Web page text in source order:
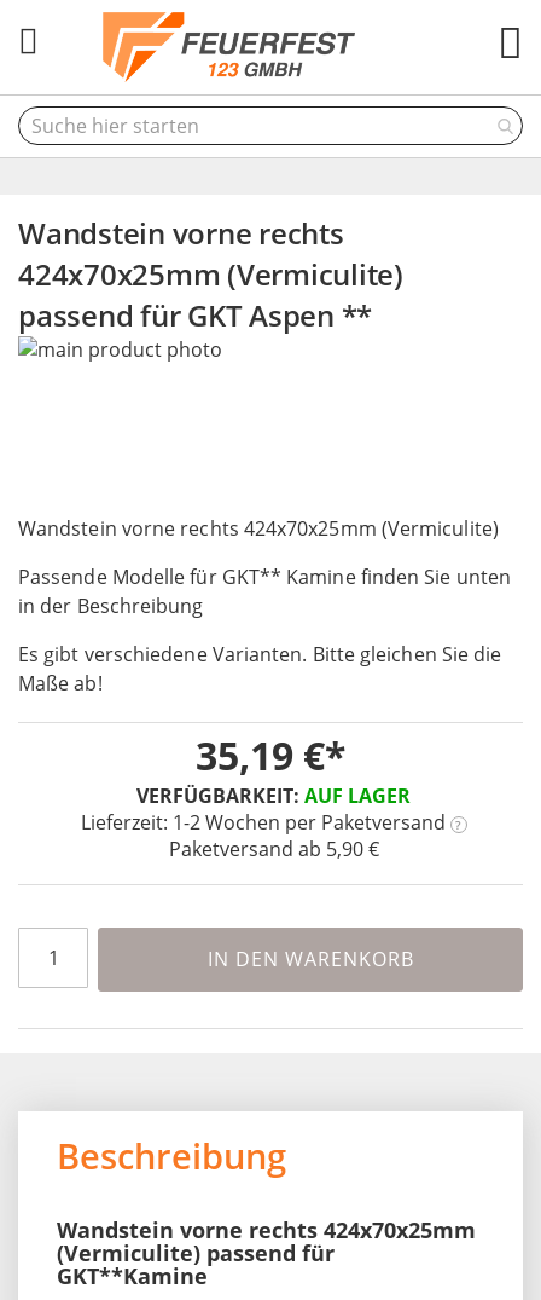
Wandstein vorne rechts
424x70x25mm (Vermiculite)
passend für GKT Aspen **
Wandstein vorne rechts 424x70x25mm (Vermiculite)
Passende Modelle für GKT** Kamine finden Sie unten
in der Beschreibung
Es gibt verschiedene Varianten. Bitte gleichen Sie die
Maße ab!
VERFÜGBARKEIT: AUF LAGER
Lieferzeit: 1-2 Wochen per Paketversand ?
Paketversand ab 5,90 €
35,19 €
IN DEN WARENKORB
Skip
gallery
to
beginning
of
images
gallery
Beschreibung
Wandstein vorne rechts 424x70x25mm
(Vermiculite) passend für
GKT**Kamine